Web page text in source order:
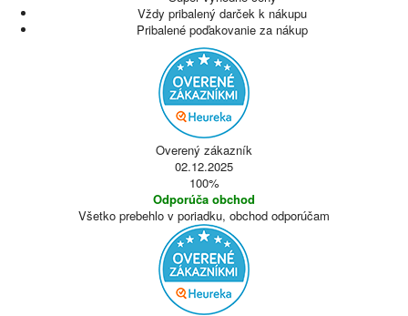
Vždy pribalený darček k nákupu
Pribalené poďakovanie za nákup
Overený zákazník
02.12.2025
100%
Odporúča obchod
Všetko prebehlo v poriadku, obchod odporúčam